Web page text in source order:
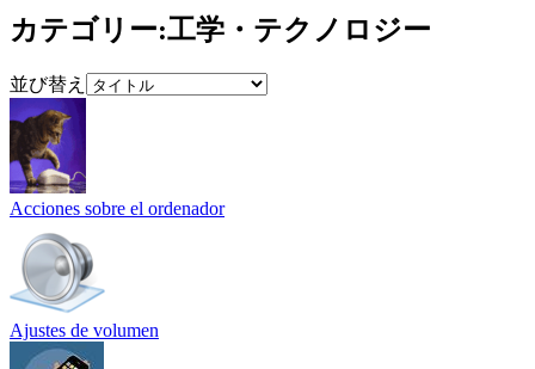
カテゴリー:工学・テクノロジー
並び替え
Acciones sobre el ordenador
Ajustes de volumen